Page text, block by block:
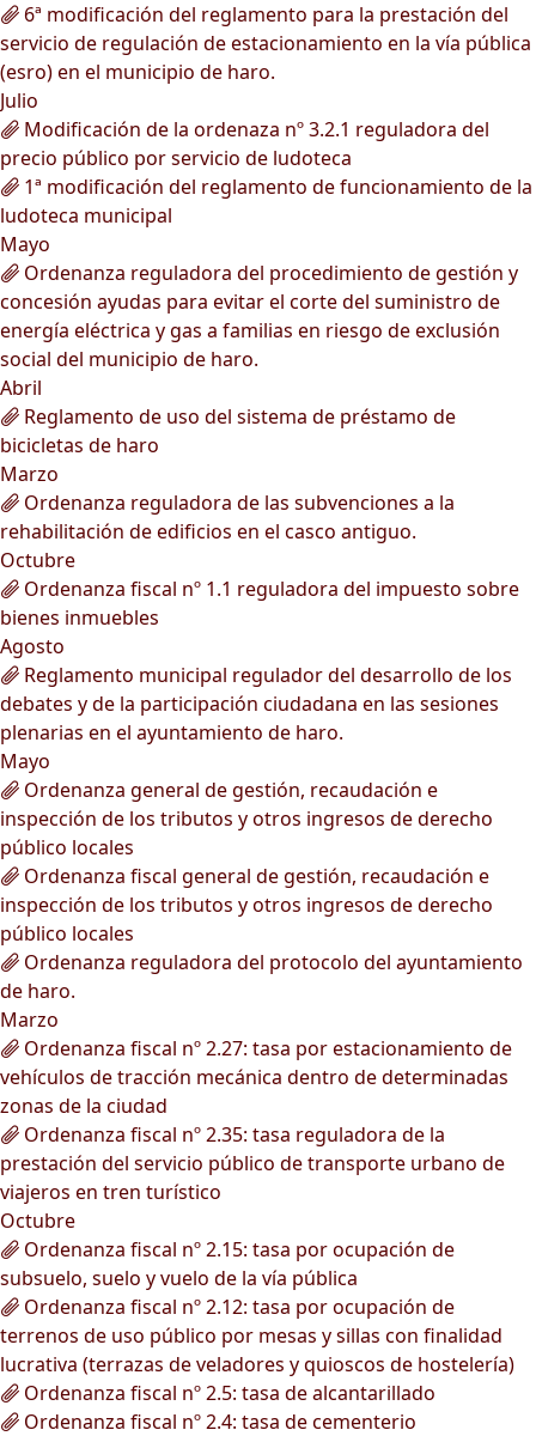
6ª modificación del reglamento para la prestación del
servicio de regulación de estacionamiento en la vía pública
(esro) en el municipio de haro.
Julio
Modificación de la ordenaza nº 3.2.1 reguladora del
precio público por servicio de ludoteca
1ª modificación del reglamento de funcionamiento de la
ludoteca municipal
Mayo
Ordenanza reguladora del procedimiento de gestión y
concesión ayudas para evitar el corte del suministro de
energía eléctrica y gas a familias en riesgo de exclusión
social del municipio de haro.
Abril
Reglamento de uso del sistema de préstamo de
bicicletas de haro
Marzo
Ordenanza reguladora de las subvenciones a la
rehabilitación de edificios en el casco antiguo.
Octubre
Ordenanza fiscal nº 1.1 reguladora del impuesto sobre
bienes inmuebles
Agosto
Reglamento municipal regulador del desarrollo de los
debates y de la participación ciudadana en las sesiones
plenarias en el ayuntamiento de haro.
Mayo
Ordenanza general de gestión, recaudación e
inspección de los tributos y otros ingresos de derecho
público locales
Ordenanza fiscal general de gestión, recaudación e
inspección de los tributos y otros ingresos de derecho
público locales
Ordenanza reguladora del protocolo del ayuntamiento
de haro.
Marzo
Ordenanza fiscal nº 2.27: tasa por estacionamiento de
vehículos de tracción mecánica dentro de determinadas
zonas de la ciudad
Ordenanza fiscal nº 2.35: tasa reguladora de la
prestación del servicio público de transporte urbano de
viajeros en tren turístico
Octubre
Ordenanza fiscal nº 2.15: tasa por ocupación de
subsuelo, suelo y vuelo de la vía pública
Ordenanza fiscal nº 2.12: tasa por ocupación de
terrenos de uso público por mesas y sillas con finalidad
lucrativa (terrazas de veladores y quioscos de hostelería)
Ordenanza fiscal nº 2.5: tasa de alcantarillado
Ordenanza fiscal nº 2.4: tasa de cementerio